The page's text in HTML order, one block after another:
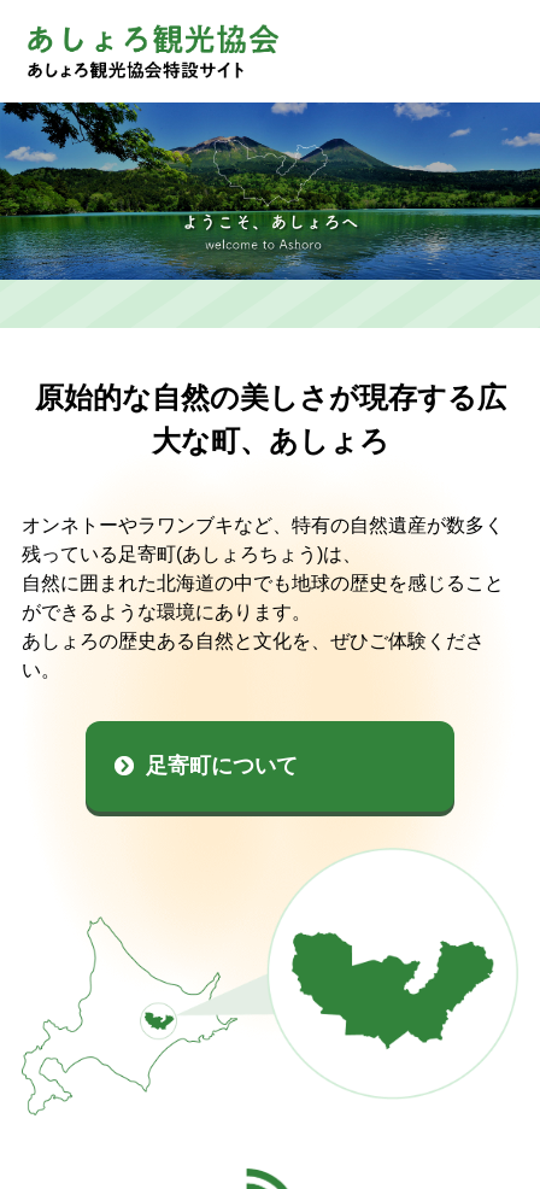
総合トップへ戻る
足寄町について 観光スポット
特産品 English
オンライン販売
リセット
language
原始的な自然の美しさが現存する広
大な町、あしょろ
オンネトーやラワンブキなど、特有の自然遺産が数多く
残っている足寄町(あしょろちょう)は、
自然に囲まれた北海道の中でも地球の歴史を感じること
ができるような環境にあります。
あしょろの歴史ある自然と文化を、ぜひご体験くださ
い。
足寄町について